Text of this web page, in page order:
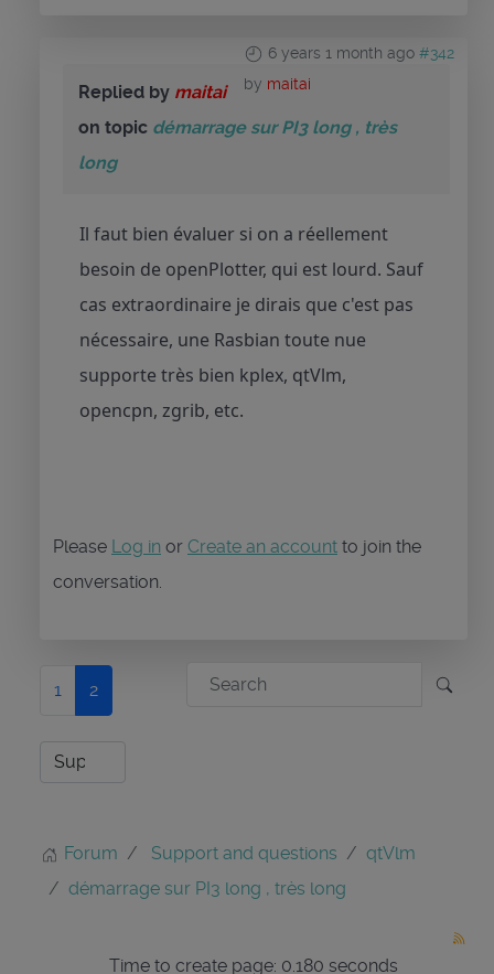
6 years 1 month ago #342
by maitai
Replied by maitai
on topic démarrage sur PI3 long , très
long
Il faut bien évaluer si on a réellement
besoin de openPlotter, qui est lourd. Sauf
cas extraordinaire je dirais que c'est pas
nécessaire, une Rasbian toute nue
supporte très bien kplex, qtVlm,
opencpn, zgrib, etc.
Please Log in or Create an account to join the
conversation.
1 2
Forum Support and questions
qtVlm
démarrage sur PI3 long , très long
Time to create page: 0.180 seconds